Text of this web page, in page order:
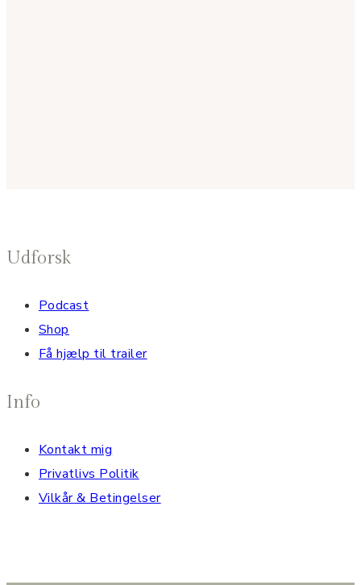
Udforsk
Podcast
Shop
Få hjælp til trailer
Info
Kontakt mig
Privatlivs Politik
Vilkår & Betingelser